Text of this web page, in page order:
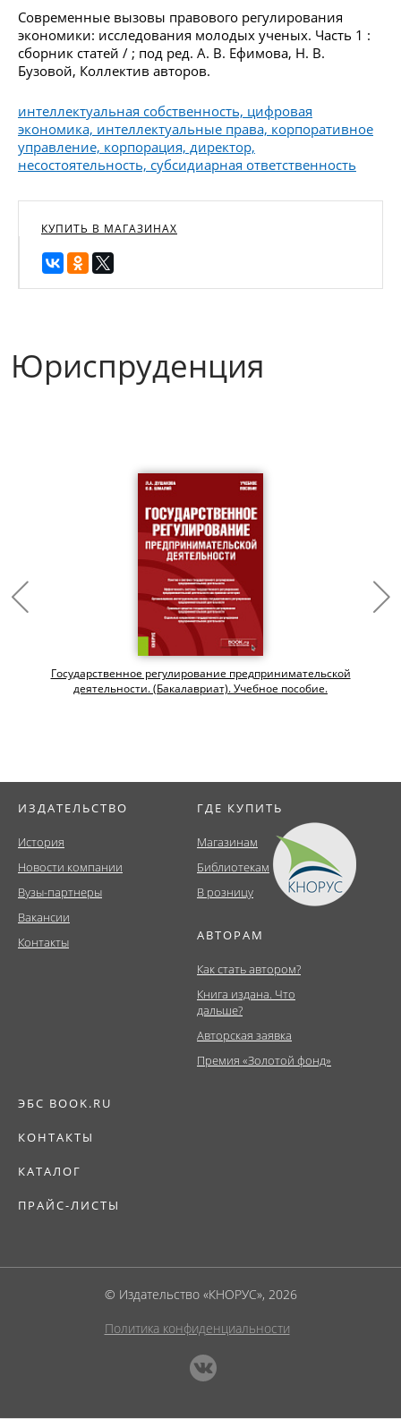
Современные вызовы правового регулирования
экономики: исследования молодых ученых. Часть 1 :
сборник статей / ; под ред. А. В. Ефимова, Н. В.
Бузовой, Коллектив авторов.
интеллектуальная собственность, цифровая
экономика, интеллектуальные права, корпоративное
управление, корпорация, директор,
несостоятельность, субсидиарная ответственность
КУПИТЬ В МАГАЗИНАХ
Юриспруденция
Государственное регулирование предпринимательской
деятельности. (Бакалавриат). Учебное пособие.
ИЗДАТЕЛЬСТВО
История
Новости компании
Вузы-партнеры
Вакансии
Контакты
ГДЕ КУПИТЬ
Магазинам
Библиотекам
В розницу
АВТОРАМ
Как стать автором?
Книга издана. Что
дальше?
Авторская заявка
Премия «Золотой фонд»
ЭБС BOOK.RU
КОНТАКТЫ
КАТАЛОГ
ПРАЙС-ЛИСТЫ
© Издательство «КНОРУС», 2026
Политика конфиденциальности